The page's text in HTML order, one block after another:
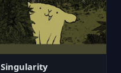
Singularity